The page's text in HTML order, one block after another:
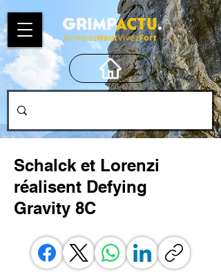
Schalck et Lorenzi
réalisent Defying
Gravity 8C